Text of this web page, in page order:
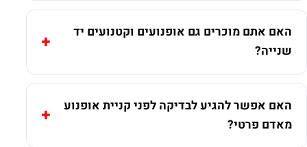
האם אתם מוכרים גם אופנועים וקטנועים יד
שנייה?
האם אפשר להגיע לבדיקה לפני קניית אופנוע
מאדם פרטי?